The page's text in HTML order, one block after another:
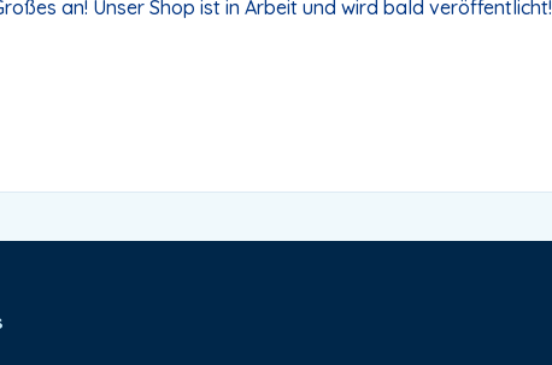
an! Unser Shop ist in Arbeit und wird bald veröffentlicht!